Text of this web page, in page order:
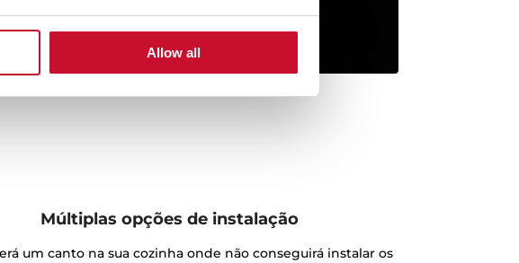
Allow all
Múltiplas opções de instalação
um canto na sua cozinha onde não conseguirá instalar os